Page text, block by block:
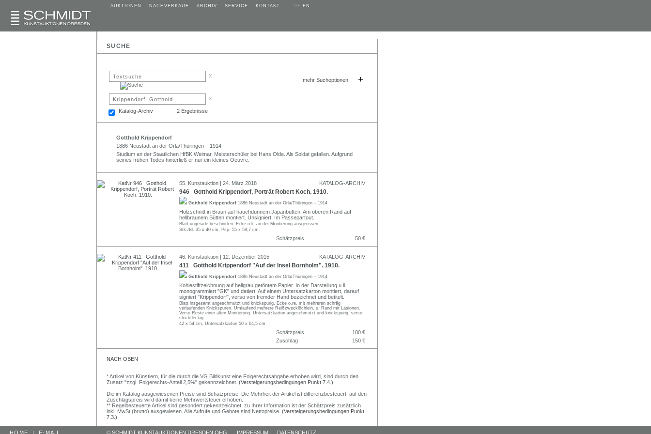
AUKTIONEN NACHVERKAUF ARCHIV SERVICE KONTAKT DE EN
SUCHE
x
mehr Suchoptionen +
x
Katalog-Archiv 2 Ergebnisse
Gotthold Krippendorf
1886 Neustadt an der Orla/Thüringen – 1914
Studium an der Staatlichen HfBK Weimar, Meisterschüler bei Hans Olde. Als Soldat gefallen. Aufgrund
seines frühen Todes hinterließ er nur ein kleines Oeuvre.
55. Kunstauktion | 24. März 2018 KATALOG-ARCHIV
946 Gotthold Krippendorf, Porträt Robert Koch. 1910.
Gotthold Krippendorf 1886 Neustadt an der Orla/Thüringen – 1914
Holzschnitt in Braun auf hauchdünnem Japanbütten. Am oberen Rand auf
hellbraunem Bütten montiert. Unsigniert. Im Passepartout.
Blatt ungerade beschnitten. Ecke o.li. an der Montierung ausgerissen.
Stk./Bl. 35 x 40 cm, Psp. 55 x 59,7 cm.
Schätzpreis 50 €
46. Kunstauktion | 12. Dezember 2015 KATALOG-ARCHIV
411 Gotthold Krippendorf "Auf der Insel Bornholm". 1910.
Gotthold Krippendorf 1886 Neustadt an der Orla/Thüringen – 1914
Kohlestiftzeichnung auf hellgrau getöntem Papier. In der Darstellung u.li.
monogrammiert "GK" und datiert. Auf einem Untersatzkarton montiert, darauf
signiert "Krippendorf", verso von fremder Hand bezeichnet und betitelt.
Blatt insgesamt angeschmutzt und knickspurig, Ecke o.re. mit mehreren schräg
verlaufenden Knickspuren. Umlaufend mehrere Reißzwecklöchlein, u. Rand mit Läsionen.
Verso Reste einer alten Montierung. Untersatzkarton angeschmutzt und knickspurig, verso
stockfleckig.
42 x 54 cm, Untersatzkarton 50 x 64,5 cm.
Schätzpreis
180 €
Zuschlag
150 €
NACH OBEN
* Artikel von Künstlern, für die durch die VG Bildkunst eine Folgerechtsabgabe erhoben wird, sind durch den
Zusatz "zzgl. Folgerechts-Anteil 2,5%" gekennzeichnet. (Versteigerungsbedingungen Punkt 7.4.)
Die im Katalog ausgewiesenen Preise sind Schätzpreise. Die Mehrheit der Artikel ist differenzbesteuert, auf den
Zuschlagspreis wird damit keine Mehrwertsteuer erhoben.
** Regelbesteuerte Artikel sind gesondert gekennzeichnet, zu Ihrer Information ist der Schätzpreis zusätzlich
inkl. MwSt (brutto) ausgewiesen. Alle Aufrufe und Gebote sind Nettopreise. (Versteigerungsbedingungen Punkt
7.3.)
HOME | E-MAIL © SCHMIDT KUNSTAUKTIONEN DRESDEN OHG IMPRESSUM | DATENSCHUTZ